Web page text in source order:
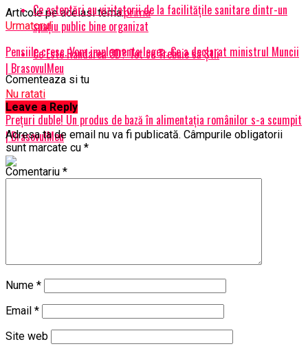
Articole pe aceiasi tema:prima
Urmatorul
Pensiile cresc. Vom implementa legea. Ce a declarat ministrul Muncii
| BrasovulMeu
Nu ratati
Prețuri duble! Un produs de bază în alimentația românilor s-a scumpit
| BrasovulMeu
Ce așteptări au vizitatorii de la facilitățile sanitare dintr-un
spațiu public bine organizat
Ce Este Randarea 3D? Tot ce Trebuie să Știi
Comenteaza si tu
Leave a Reply
Adresa ta de email nu va fi publicată. Câmpurile obligatorii
sunt marcate cu *
Comentariu *
Nume *
Email *
Site web